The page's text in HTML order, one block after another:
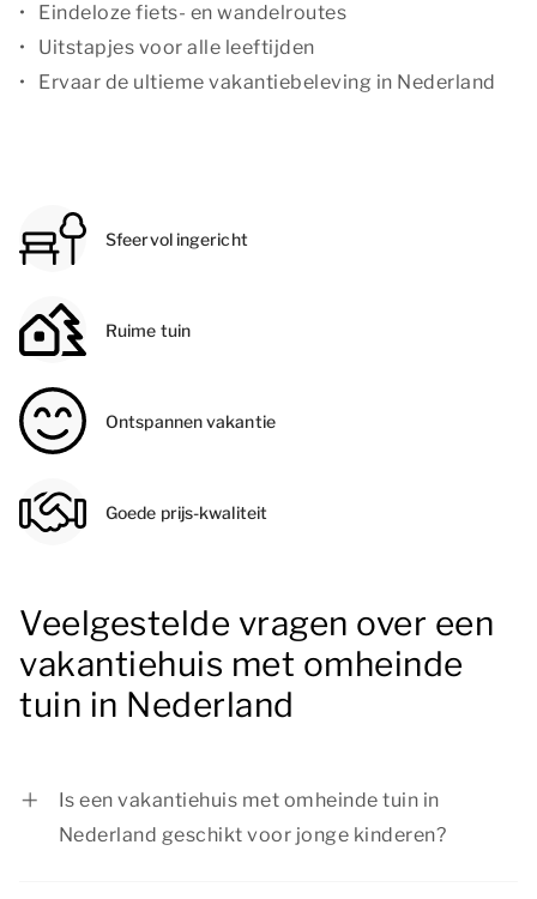
Eindeloze fiets- en wandelroutes
Uitstapjes voor alle leeftijden
Ervaar de ultieme vakantiebeleving in Nederland
Sfeervol ingericht
Ruime tuin
Ontspannen vakantie
Goede prijs-kwaliteit
Veelgestelde vragen over een
vakantiehuis met omheinde
tuin in Nederland
Is een vakantiehuis met omheinde tuin in
Nederland geschikt voor jonge kinderen?